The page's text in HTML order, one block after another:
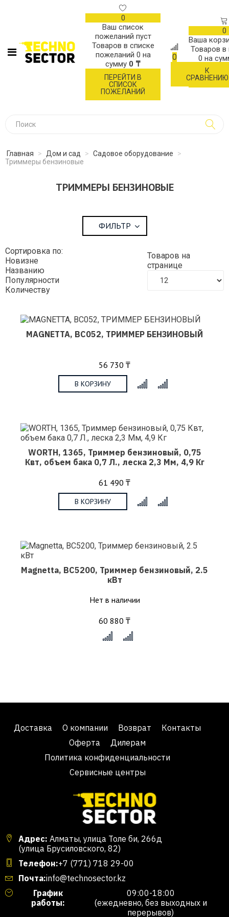
0
Ваш список
пожеланий пуст
Товаров в списке
пожеланий 0 на
сумму 0 ₸
ПЕРЕЙТИ В
СПИСОК
ПОЖЕЛАНИЙ
0
К
СРАВНЕНИЮ
0
Ваша
Товаров в
0 на
Главная > Дом и сад > Садовое оборудование
>
Триммеры бензиновые
ТРИММЕРЫ БЕНЗИНОВЫЕ
ФИЛЬТР
Сортировка по:
Новизне
Названию
Популярности
Количеству
Товаров на
странице
MAGNETTA, BC052, ТРИММЕР БЕНЗИНОВЫЙ
56 730 ₸
В КОРЗИНУ
WORTH, 1365, Триммер бензиновый, 0,75
Квт, объем бака 0,7 Л., леска 2,3 Мм, 4,9 Кг
61 490 ₸
В КОРЗИНУ
Magnetta, BC5200, Триммер бензиновый, 2.5
кВт
Нет в наличии
60 880 ₸
Доставка О компании Возврат
Контакты
Оферта
Дилерам
Политика конфиденциальности
Сервисные центры
Адрес: Алматы, улица Толе би, 266д
(улица Брусиловского, 82)
Телефон:+7 (771) 718 29-00
Почта:info@technosector.kz
График
работы:
09:00-18:00
(ежедневно, без выходных и
перерывов)